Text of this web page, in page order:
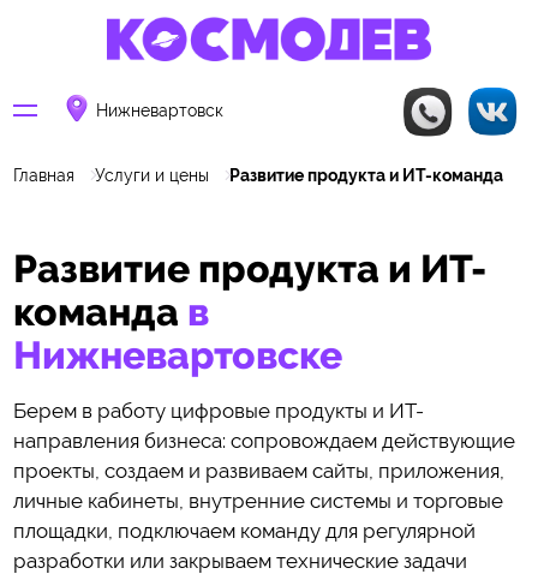
Нижневартовск
Главная Услуги и цены Развитие продукта и ИТ-команда
Развитие продукта и ИТ-
команда в
Нижневартовске
Берем в работу цифровые продукты и ИТ-
направления бизнеса: сопровождаем действующие
проекты, создаем и развиваем сайты, приложения,
личные кабинеты, внутренние системы и торговые
площадки, подключаем команду для регулярной
разработки или закрываем технические задачи